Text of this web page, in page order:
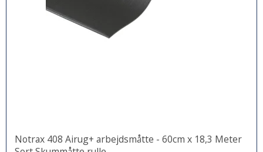
Notrax 408 Airug+ arbejdsmåtte - 60cm x 18,3 Meter